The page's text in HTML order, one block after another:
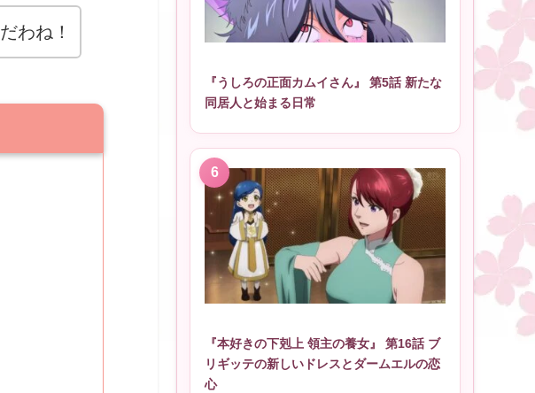
わね！
『うしろの正面カムイさん』 第5話 新たな
同居人と始まる日常
『本好きの下剋上 領主の養女』 第16話 ブ
リギッテの新しいドレスとダームエルの恋
心